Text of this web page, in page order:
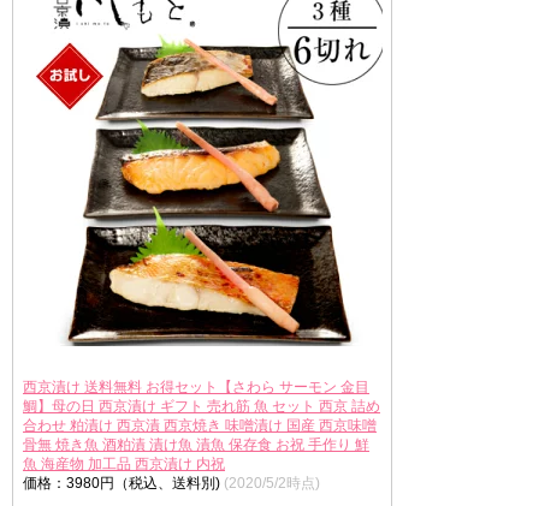
西京漬け 送料無料 お得セット【さわら サーモン 金目
鯛】母の日 西京漬け ギフト 売れ筋 魚 セット 西京 詰め
合わせ 粕漬け 西京漬 西京焼き 味噌漬け 国産 西京味噌
骨無 焼き魚 酒粕漬 漬け魚 漬魚 保存食 お祝 手作り 鮮
魚 海産物 加工品 西京漬け 内祝
価格：3980円（税込、送料別) (2020/5/2時点)